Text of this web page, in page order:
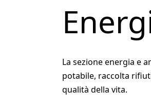
La sezione energia e
potabile, raccolta
qualità della vita.